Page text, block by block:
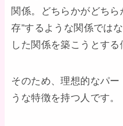
関係。どちらかがどちら
存”するような関係では
した関係を築こうとする
そのため、理想的なパー
うな特徴を持つ人です。